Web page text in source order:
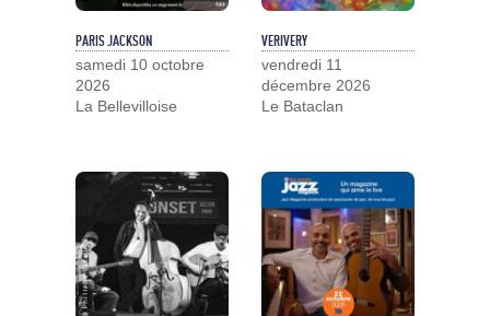
PARIS JACKSON
samedi 10 octobre
2026
La Bellevilloise
VERIVERY
vendredi 11
décembre 2026
Le Bataclan